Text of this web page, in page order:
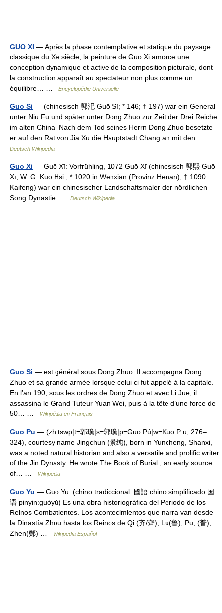
GUO XI — Après la phase contemplative et statique du paysage
classique du Xe siècle, la peinture de Guo Xi amorce une
conception dynamique et active de la composition picturale, dont
la construction apparaît au spectateur non plus comme un
équilibre… …
Encyclopédie Universelle
Guo Si — (chinesisch 郭汜 Guō Sì; * 146; † 197) war ein General
unter Niu Fu und später unter Dong Zhuo zur Zeit der Drei Reiche
im alten China. Nach dem Tod seines Herrn Dong Zhuo besetzte
er auf den Rat von Jia Xu die Hauptstadt Chang an mit den …
Deutsch Wikipedia
Guo Xi — Guō Xī: Vorfrühling, 1072 Guō Xī (chinesisch 郭熙 Guō
Xī, W. G. Kuo Hsi ; * 1020 in Wenxian (Provinz Henan); † 1090
Kaifeng) war ein chinesischer Landschaftsmaler der nördlichen
Song Dynastie …
Deutsch Wikipedia
Guo Si — est général sous Dong Zhuo. Il accompagna Dong
Zhuo et sa grande armée lorsque celui ci fut appelé à la capitale.
En l’an 190, sous les ordres de Dong Zhuo et avec Li Jue, il
assassina le Grand Tuteur Yuan Wei, puis à la tête d’une force de
50… …
Wikipédia en Français
Guo Pu — (zh tswp|t=郭璞|s=郭璞|p=Guō Pú|w=Kuo P u, 276–
324), courtesy name Jingchun (景纯), born in Yuncheng, Shanxi,
was a noted natural historian and also a versatile and prolific writer
of the Jin Dynasty. He wrote The Book of Burial , an early source
of… …
Wikipedia
Guo Yu — Guo Yu. (chino tradiccional: 國語 chino simplificado:国
语 pinyin:guóyǔ) Es una obra historiográfica del Periodo de los
Reinos Combatientes. Los acontecimientos que narra van desde
la Dinastía Zhou hasta los Reinos de Qi (齐/齊), Lu(鲁), Pu, (普),
Zhen(鄭) …
Wikipedia Español